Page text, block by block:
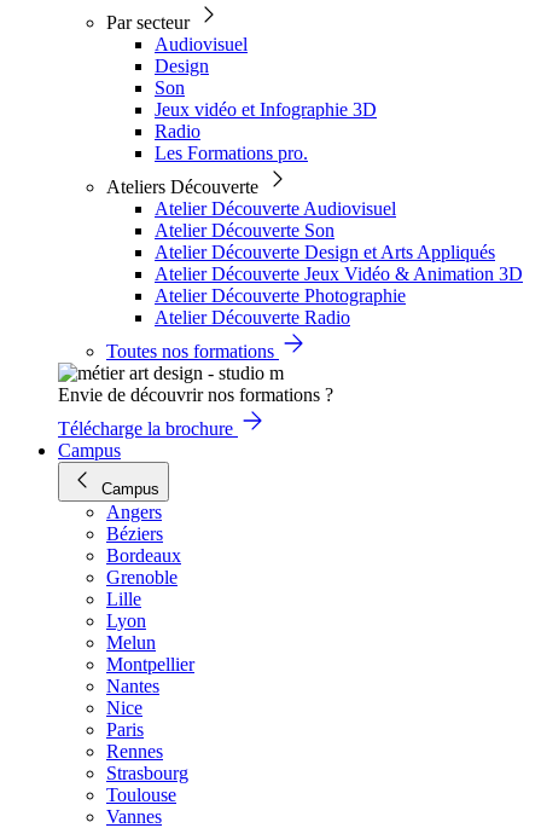
Par secteur
Audiovisuel
Design
Son
Jeux vidéo et Infographie 3D
Radio
Les Formations pro.
Ateliers Découverte
Atelier Découverte Audiovisuel
Atelier Découverte Son
Atelier Découverte Design et Arts Appliqués
Atelier Découverte Jeux Vidéo & Animation 3D
Atelier Découverte Photographie
Atelier Découverte Radio
Toutes nos formations
Envie de découvrir nos formations ?
Télécharge la brochure
Campus
Campus
Angers
Béziers
Bordeaux
Grenoble
Lille
Lyon
Melun
Montpellier
Nantes
Nice
Paris
Rennes
Strasbourg
Toulouse
Vannes